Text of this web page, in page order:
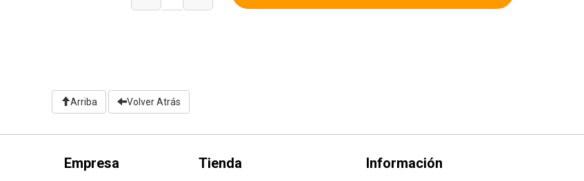
Arriba Volver Atrás
Empresa Tienda Información